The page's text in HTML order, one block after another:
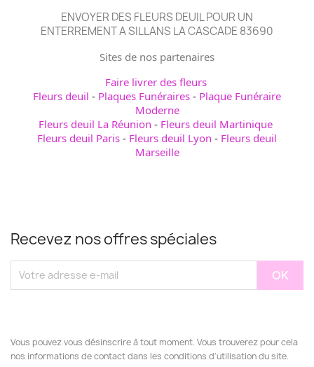
ENVOYER DES FLEURS DEUIL POUR UN
ENTERREMENT A SILLANS LA CASCADE 83690
Sites de nos partenaires
Faire livrer des fleurs
Fleurs deuil - Plaques Funéraires - Plaque Funéraire
Moderne
Fleurs deuil La Réunion - Fleurs deuil Martinique
Fleurs deuil Paris - Fleurs deuil Lyon - Fleurs deuil
Marseille
Recevez nos offres spéciales
Vous pouvez vous désinscrire à tout moment. Vous trouverez pour cela
nos informations de contact dans les conditions d'utilisation du site.